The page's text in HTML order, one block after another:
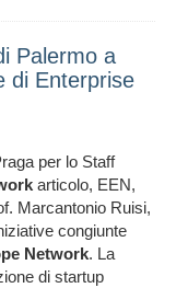
Palermo a
di Enterprise
per lo Staff
articolo, EEN,
Marcantonio Ruisi,
congiunte
Network. La
di startup